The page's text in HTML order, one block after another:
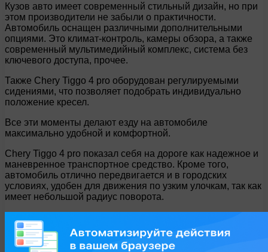
Кузов авто имеет современный стильный дизайн, но при
этом производители не забыли о практичности.
Автомобиль оснащен различными дополнительными
опциями. Это климат-контроль, камеры обзора, а также
современный мультимедийный комплекс, система без
ключевого доступа, прочее.
Также Chery Tiggo 4 pro оборудован регулируемыми
сидениями, что позволяет подобрать индивидуально
положение кресел.
Все эти моменты делают езду на автомобиле
максимально удобной и комфортной.
Chery Tiggo 4 pro показал себя на дороге как надежное и
маневренное транспортное средство. Кроме того,
автомобиль отлично передвигается и в городских
условиях, удобен для движения по узким улочкам, так как
имеет небольшой радиус поворота.